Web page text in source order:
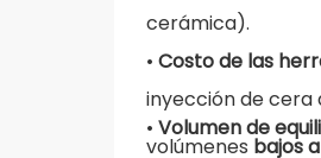
cerámica).
•Costo de las
inyección de cera
•Volumen de
volúmenes bajos